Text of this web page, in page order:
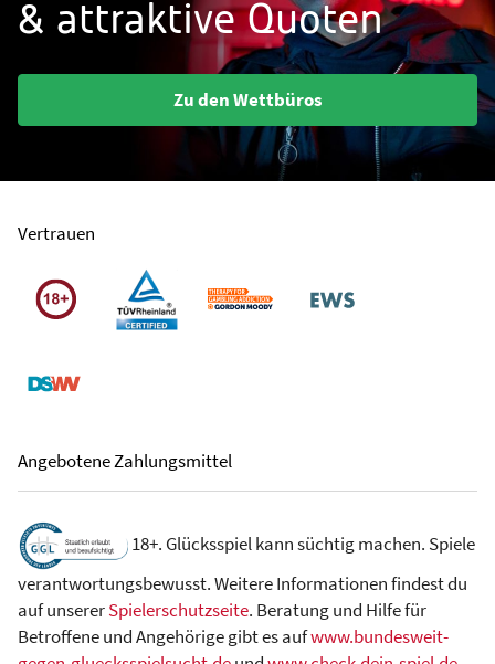
& attraktive Quoten
Zu den Wettbüros
Vertrauen
Angebotene Zahlungsmittel
18+. Glücksspiel kann süchtig machen. Spiele
verantwortungsbewusst. Weitere Informationen findest du
auf unsererSpielerschutzseite. Beratung und Hilfe für
Betroffene und Angehörige gibt es aufwww.bundesweit-